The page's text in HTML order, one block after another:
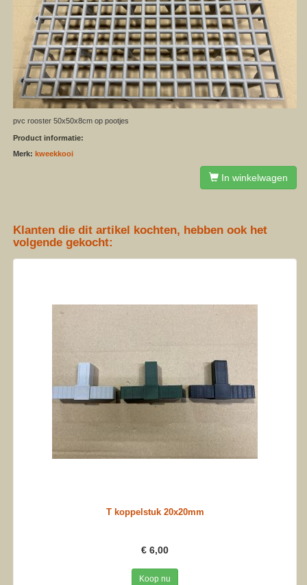
pvc rooster 50x50x8cm op pootjes
Product informatie:
Merk: kweekkooi
In winkelwagen
Klanten die dit artikel kochten, hebben ook het
volgende gekocht:
T koppelstuk 20x20mm
€ 6,00
Koop nu